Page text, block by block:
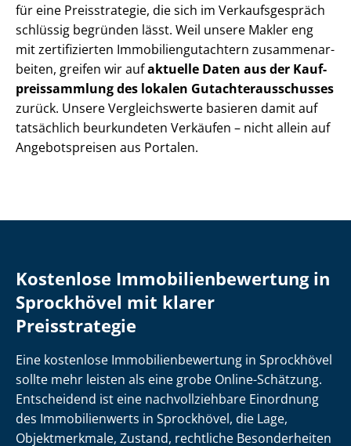
für eine Preisstrategie, die sich im Ver­kaufs­ge­spräch
schlüssig begründen lässt. Weil unsere Makler eng
mit zertifizierten Im­mo­bi­li­en­gut­ach­tern zu­sam­men­ar­
bei­ten, greifen wir aufaktuelle Daten aus der Kauf­
preis­samm­lung des lokalen Gut­ach­ter­aus­schus­ses
zurück. Unsere Vergleichswerte basieren damit auf
tatsächlich beurkundeten Verkäufen – nicht allein auf
Angebotspreisen aus Portalen.
Kostenlose Im­mo­bi­li­en­be­wer­tung in
Sprockhövel mit klarer
Preisstrategie
Eine kostenlose Im­mo­bi­li­en­be­wer­tung in Sprockhövel
sollte mehr leisten als eine grobe Online-Schätzung.
Entscheidend ist eine nach­voll­zieh­ba­re Einordnung
des Immobilienwerts in Sprockhövel, die Lage,
Objektmerkmale, Zustand, rechtliche Besonderheiten